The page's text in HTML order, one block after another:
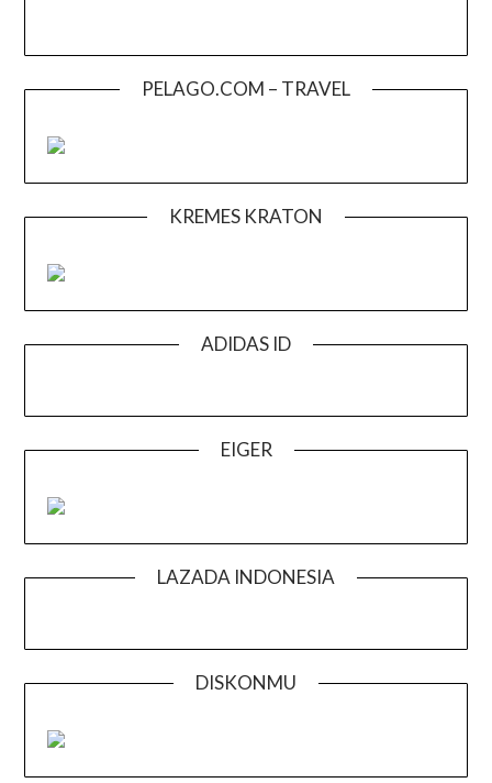
PELAGO.COM – TRAVEL
KREMES KRATON
ADIDAS ID
EIGER
LAZADA INDONESIA
DISKONMU